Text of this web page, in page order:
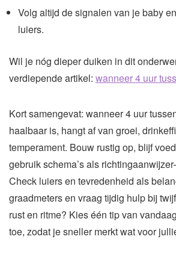
Volg altijd de signalen van je baby
luiers.
Wil je nóg dieper duiken in dit
verdiepende artikel: wanneer 4 uur
Kort samengevat: wanneer 4 uur
haalbaar is, hangt af van groei,
temperament. Bouw rustig op, blijf
gebruik schema’s als
Check luiers en tevredenheid als
graadmeters en vraag tijdig hulp bij
rust en ritme? Kies één tip van
toe, zodat je sneller merkt wat voor